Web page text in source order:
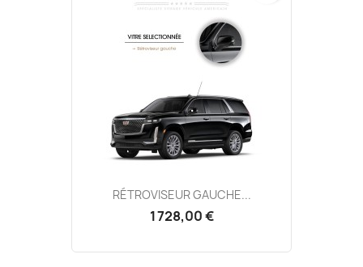
RÉTROVISEUR GAUCHE...
1 728,00 €